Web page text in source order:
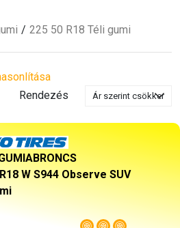
225 50 R18 Téli gumi
Rendezés
W S944 Observe SUV